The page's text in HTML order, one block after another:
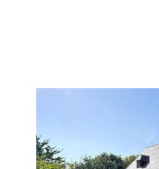
Ref : 22199